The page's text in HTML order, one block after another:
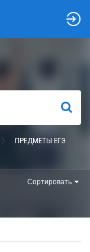
НАЙТИ
ПРЕДМЕТЫ ЕГЭ
Сортировать